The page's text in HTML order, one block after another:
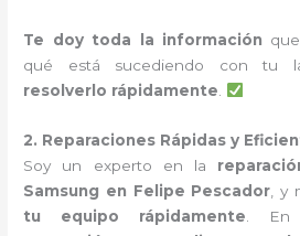
Te doy toda la información
qué está sucediendo con tu
resolverlo rápidamente
2. Reparaciones Rápidas y
Soy un experto en la
Samsung en Felipe Pescador , y
tu equipo rápidamente . En